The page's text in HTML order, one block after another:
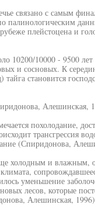
связано с самым
палинологическим
плейстоцена и
10200/10000 - 9500 лет
и сосновых. К
тайга становится
Алешинская,
похолодание,
трансгрессия
(Спиридонова,
холодным и влажным,
уменьшение
лесов, которые
Алешинская,